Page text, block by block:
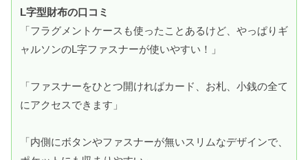
L字型財布の口コミ
「フラグメントケースも使ったことあるけど、やっぱりギ
ャルソンのL字ファスナーが使いやすい！」
「ファスナーをひとつ開ければカード、お札、小銭の全て
にアクセスできます」
「内側にボタンやファスナーが無いスリムなデザインで、